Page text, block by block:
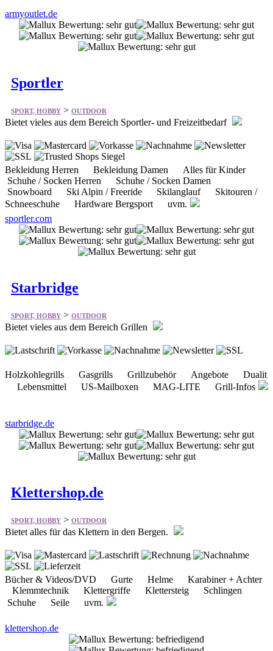
SPORT, HOBBY>
Bietet vieles aus dem Bereich Sportler- und Freizeitbedarf
Bekleidung Herren Bekleidung Damen Alles für Kinder
Schuhe / Socken Herren Schuhe / Socken Damen
Snowboard Ski Alpin / Freeride Skilanglauf Skitouren /
Schneeschuhe Hardware Bergsport uvm.
sportler.com
Starbridge
SPORT, HOBBY>OUTDOOR
Bietet vieles aus dem Bereich Grillen
Holzkohlegrills Gasgrills Grillzubehör Angebote Dualit
Lebensmittel US-Mailboxen MAG-LITE Grill-Infos
Klettershop.de
SPORT, HOBBY>OUTDOOR
Bietet alles für das Klettern in den Bergen.
Bücher & Videos/DVD Gurte Helme Karabiner + Achter
Klemmtechnik Klettergriffe Klettersteig Schlingen
Schuhe Seile uvm.
klettershop.de